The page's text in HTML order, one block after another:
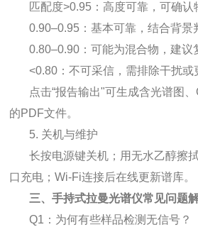
匹配度>0.95：高度可靠，可确认
0.90–0.95：基本可靠，结合背景
0.80–0.90：可能为混合物，建议
<0.80：不可采信，需排除干扰或
点击“报告输出"可生成含光谱图
的PDF文件。
5. 关机与维护
长按电源键关机；用无水乙醇擦
口充电；Wi-Fi连接后在线更新谱库。
三、手持式拉曼光谱仪常见问题
Q1：为何有些样品检测无信号？